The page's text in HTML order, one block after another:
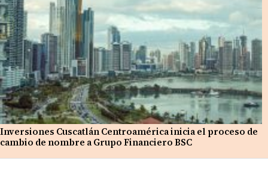
Inversiones Cuscatlán Centroamérica inicia el proceso de
cambio de nombre a Grupo Financiero BSC